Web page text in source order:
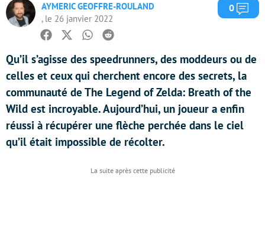
AYMERIC GEOFFRE-ROULAND
, le 26 janvier 2022
0
Facebook
TwitterWhatsapp
Reddit
Qu’il s’agisse des speedrunners, des moddeurs ou de
celles et ceux qui cherchent encore des secrets, la
communauté de The Legend of Zelda: Breath of the
Wild est incroyable. Aujourd’hui, un joueur a enfin
réussi à récupérer une flèche perchée dans le ciel
qu’il était impossible de récolter.